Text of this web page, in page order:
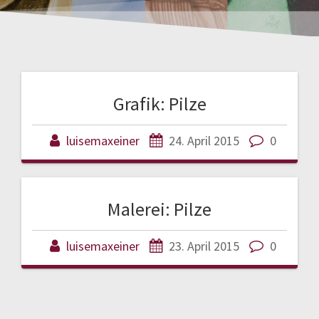
Grafik: Pilze
luisemaxeiner 24. April 2015 0
Malerei: Pilze
luisemaxeiner 23. April 2015 0